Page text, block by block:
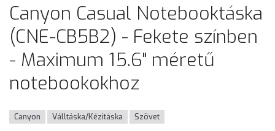
Canyon Casual Notebooktáska
(CNE-CB5B2) - Fekete színben
- Maximum 15.6" méretű
notebookokhoz
Canyon Válltáska/Kézitáska Szövet